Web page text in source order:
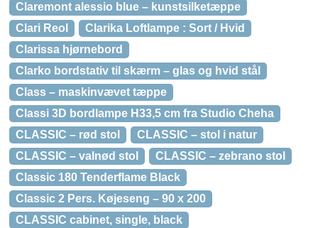
Claremont alessio blue – kunstsilketæppe
Clari Reol
Clarika Loftlampe : Sort / Hvid
Clarissa hjørnebord
Clarko bordstativ til skærm – glas og hvid stål
Class – maskinvævet tæppe
Classi 3D bordlampe H33,5 cm fra Studio Cheha
CLASSIC – rød stol
CLASSIC – stol i natur
CLASSIC – valnød stol
CLASSIC – zebrano stol
Classic 180 Tenderflame Black
Classic 2 Pers. Køjeseng – 90 x 200
CLASSIC cabinet, single, black